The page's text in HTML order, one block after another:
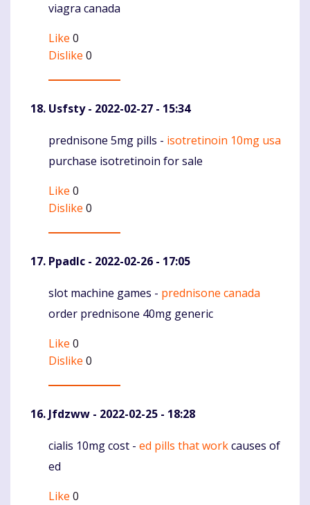
viagra canada
Like 0
Dislike 0
Usfsty- 2022-02-27 - 15:34
Komentaras
prednisone 5mg pills - isotretinoin 10mg usa
purchase isotretinoin for sale
Like 0
Dislike 0
Ppadlc - 2022-02-26 - 17:05
Komentaras
slot machine games - prednisone canada
order prednisone 40mg generic
Like 0
Dislike 0
Jfdzww - 2022-02-25 - 18:28
Komentaras
cialis 10mg cost - ed pills that workcauses of
ed
Like 0